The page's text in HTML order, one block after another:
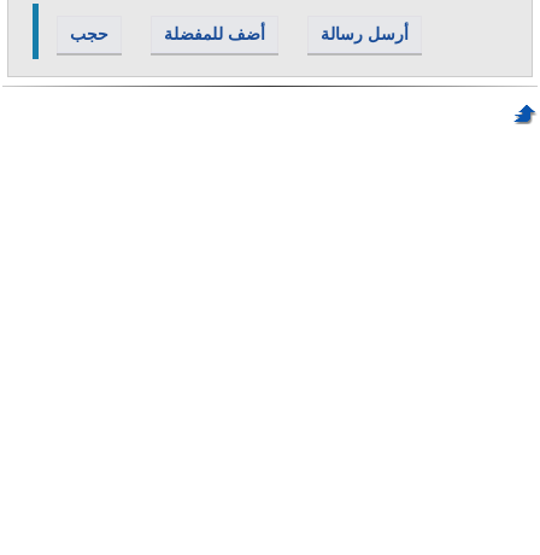
حجب أضف للمفضلة أرسل رسالة